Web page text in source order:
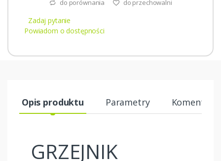
do porównania do przechowalni
Zadaj pytanie
Powiadom o dostępności
Opis produktu Parametry
GRZEJNIK